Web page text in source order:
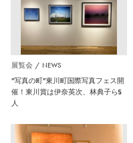
展覧会 NEWS
”写真の町”東川町国際写真フェス開
催！東川賞は伊奈英次、林典子ら5
人